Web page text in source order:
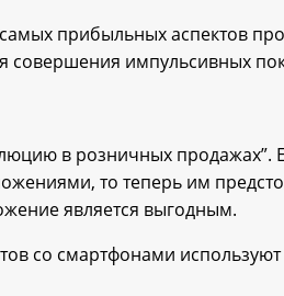
прибыльных аспектов
совершения импульсивных
в розничных продажах”.
то теперь им
является выгодным.
со смартфонами